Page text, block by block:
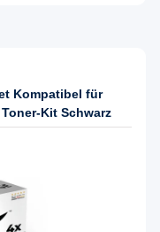
Kompatibel für
Kit Schwarz